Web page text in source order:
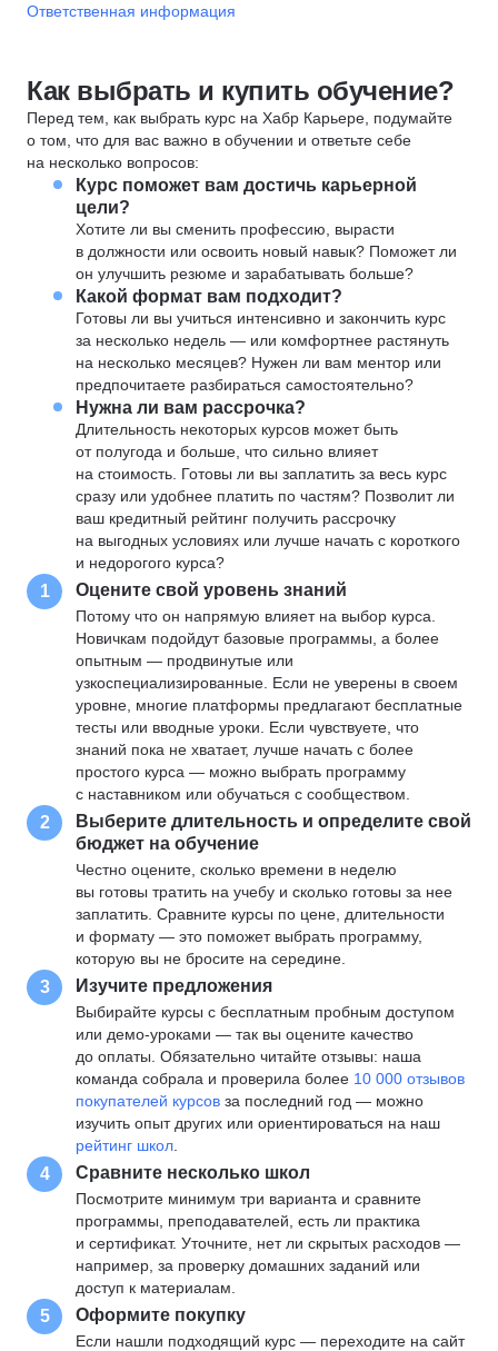
Ответственная информация
Как выбрать и купить обучение?
Перед тем, как выбрать курс на Хабр Карьере, подумайте
о том, что для вас важно в обучении и ответьте себе
на несколько вопросов:
Курс поможет вам достичь карьерной
цели?
Хотите ли вы сменить профессию, вырасти
в должности или освоить новый навык? Поможет ли
он улучшить резюме и зарабатывать больше?
Какой формат вам подходит?
Готовы ли вы учиться интенсивно и закончить курс
за несколько недель — или комфортнее растянуть
на несколько месяцев? Нужен ли вам ментор или
предпочитаете разбираться самостоятельно?
Нужна ли вам рассрочка?
Длительность некоторых курсов может быть
от полугода и больше, что сильно влияет
на стоимость. Готовы ли вы заплатить за весь курс
сразу или удобнее платить по частям? Позволит ли
ваш кредитный рейтинг получить рассрочку
на выгодных условиях или лучше начать с короткого
и недорогого курса?
1 Оцените свой уровень знаний
Потому что он напрямую влияет на выбор курса.
Новичкам подойдут базовые программы, а более
опытным — продвинутые или
узкоспециализированные. Если не уверены в своем
уровне, многие платформы предлагают бесплатные
тесты или вводные уроки. Если чувствуете, что
знаний пока не хватает, лучше начать с более
простого курса — можно выбрать программу
с наставником или обучаться с сообществом.
2
Выберите длительность и определите свой
бюджет на обучение
Честно оцените, сколько времени в неделю
вы готовы тратить на учебу и сколько готовы за нее
заплатить. Сравните курсы по цене, длительности
и формату — это поможет выбрать программу,
которую вы не бросите на середине.
3 Изучите предложения
Выбирайте курсы с бесплатным пробным доступом
или демо-уроками — так вы оцените качество
до оплаты. Обязательно читайте отзывы: наша
команда собрала и проверила более 10 000 отзывов
покупателей курсов за последний год — можно
изучить опыт других или ориентироваться на наш
рейтинг школ
4 Сравните несколько школ
Посмотрите минимум три варианта и сравните
программы, преподавателей, есть ли практика
и сертификат. Уточните, нет ли скрытых расходов —
например, за проверку домашних заданий или
доступ к материалам.
5 Оформите покупку
Если нашли подходящий курс — переходите на сайт